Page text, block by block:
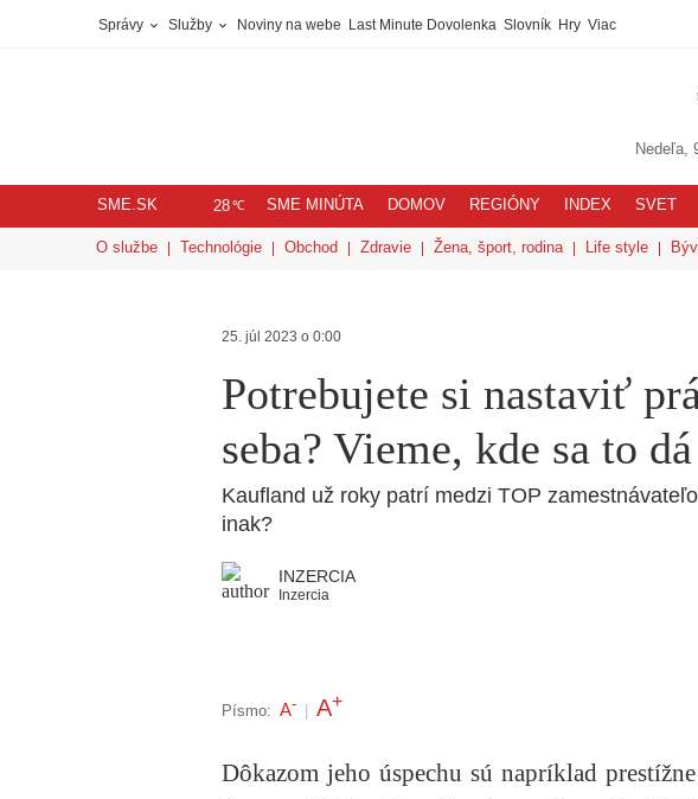
Správy Služby Noviny na webe Last Minute Dovolenka Slovník Hry Viac
Nedeľa,
SME.SK 28℃ SME MINÚTA DOMOV REGIÓNY INDEX SVET
O službe Technológie Obchod Zdravie Žena, šport, rodina Life style
25. júl 2023 o 0:00
Potrebujete si nastaviť
seba? Vieme, kde sa to dá
Kaufland už roky patrí medzi TOP
inak?
INZERCIA
Inzercia
Písmo: A- A+
Dôkazom jeho úspechu sú napríklad